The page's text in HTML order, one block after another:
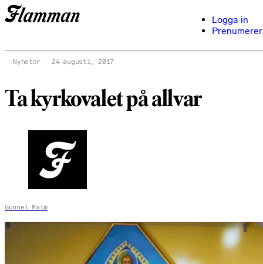
Logga in
Nyheter 24 augusti, 2017
Ta kyrkovalet på allvar
Gunnel Malm